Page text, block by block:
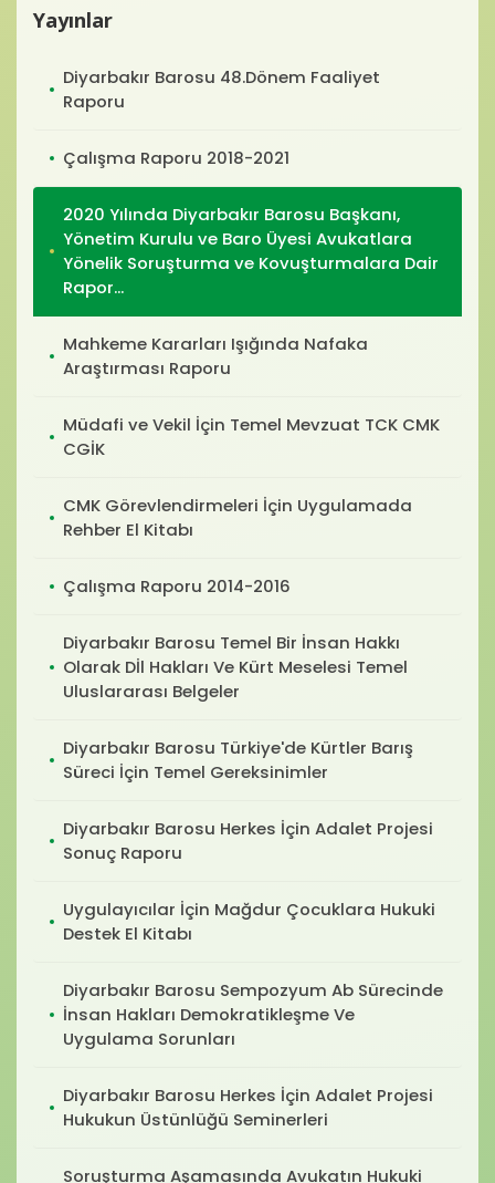
Yayınlar
Diyarbakır Barosu 48.Dönem Faaliyet
Raporu
Çalışma Raporu 2018-2021
2020 Yılında Diyarbakır Barosu Başkanı,
Yönetim Kurulu ve Baro Üyesi Avukatlara
Yönelik Soruşturma ve Kovuşturmalara Dair
Rapor...
Mahkeme Kararları Işığında Nafaka
Araştırması Raporu
Müdafi ve Vekil İçin Temel Mevzuat TCK CMK
CGİK
CMK Görevlendirmeleri İçin Uygulamada
Rehber El Kitabı
Çalışma Raporu 2014-2016
Diyarbakır Barosu Temel Bir İnsan Hakkı
Olarak Dİl Hakları Ve Kürt Meselesi Temel
Uluslararası Belgeler
Diyarbakır Barosu Türkiye'de Kürtler Barış
Süreci İçin Temel Gereksinimler
Diyarbakır Barosu Herkes İçin Adalet Projesi
Sonuç Raporu
Uygulayıcılar İçin Mağdur Çocuklara Hukuki
Destek El Kitabı
Diyarbakır Barosu Sempozyum Ab Sürecinde
İnsan Hakları Demokratikleşme Ve
Uygulama Sorunları
Diyarbakır Barosu Herkes İçin Adalet Projesi
Hukukun Üstünlüğü Seminerleri
Soruşturma Aşamasında Avukatın Hukuki